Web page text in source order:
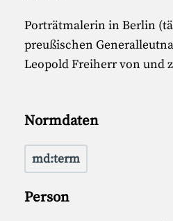
Porträtmalerin in Berlin
preußischen
Leopold Freiherr von und
Normdaten
md:term
Person